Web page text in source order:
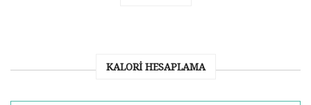
KALORI HESAPLAMA